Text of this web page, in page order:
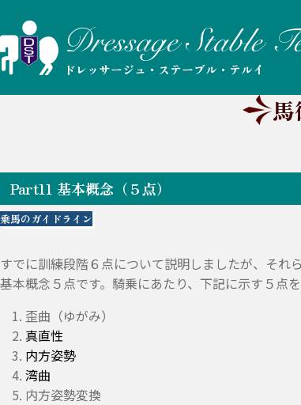
ドレッサージュ・ステーブル・テルイ
馬
Part11 基本概念（５点）
乗馬のガイドライン
すでに訓練段階６点について説明しましたが、それ
基本概念５点です。騎乗にあたり、下記に示す５点
歪曲（ゆがみ）
真直性
内方姿勢
湾曲
内方姿勢変換